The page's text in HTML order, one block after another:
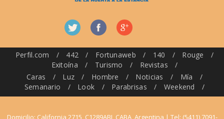
Perfil.com / 442 / Fortunaweb / 140 / Rouge
/
Exitoína
/ Turismo / Revistas
/
Caras
/ Luz / Hombre / Noticias / Mía
/
Semanario
/ Look / Parabrisas / Weekend /
Domicilio: California 2715, C1289ABI, CABA, Argentina | Tel: (5411) 7091-